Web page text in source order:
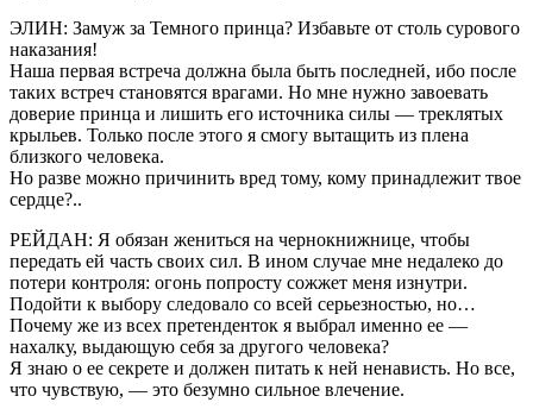
ЭЛИН: Замуж за Темного принца? Избавьте от столь сурового
наказания!
Наша первая встреча должна была быть последней, ибо после
таких встреч становятся врагами. Но мне нужно завоевать
доверие принца и лишить его источника силы — треклятых
крыльев. Только после этого я смогу вытащить из плена
близкого человека.
Но разве можно причинить вред тому, кому принадлежит твое
сердце?..
РЕЙДАН: Я обязан жениться на чернокнижнице, чтобы
передать ей часть своих сил. В ином случае мне недалеко до
потери контроля: огонь попросту сожжет меня изнутри.
Подойти к выбору следовало со всей серьезностью, но…
Почему же из всех претенденток я выбрал именно ее —
нахалку, выдающую себя за другого человека?
Я знаю о ее секрете и должен питать к ней ненависть. Но все,
что чувствую, — это безумно сильное влечение.